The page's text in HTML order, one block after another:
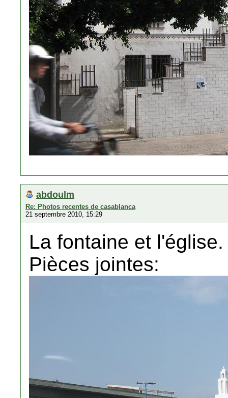
abdoulm
Re: Photos recentes de casablanca
21 septembre 2010, 15:29
La fontaine et l'église.
Pièces jointes: